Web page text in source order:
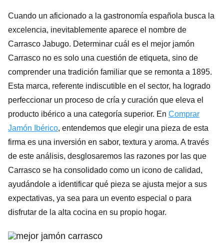
Cuando un aficionado a la gastronomía española busca la
excelencia, inevitablemente aparece el nombre de
Carrasco Jabugo. Determinar cuál es el mejor jamón
Carrasco no es solo una cuestión de etiqueta, sino de
comprender una tradición familiar que se remonta a 1895.
Esta marca, referente indiscutible en el sector, ha logrado
perfeccionar un proceso de cría y curación que eleva el
producto ibérico a una categoría superior. En Comprar
Jamón Ibérico, entendemos que elegir una pieza de esta
firma es una inversión en sabor, textura y aroma. A través
de este análisis, desglosaremos las razones por las que
Carrasco se ha consolidado como un icono de calidad,
ayudándole a identificar qué pieza se ajusta mejor a sus
expectativas, ya sea para un evento especial o para
disfrutar de la alta cocina en su propio hogar.